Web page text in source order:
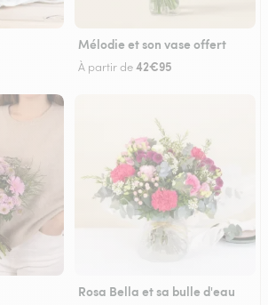
Mélodie et son vase offert
À partir de42€95
Rosa Bella et sa bulle d'eau